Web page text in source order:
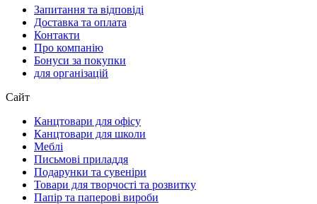
Запитання та відповіді
Доставка та оплата
Контакти
Про компанію
Бонуси за покупки
для організацій
Сайт
Канцтовари для офісу
Канцтовари для школи
Меблі
Письмові приладдя
Подарунки та сувеніри
Товари для творчості та розвитку
Папір та паперові вироби